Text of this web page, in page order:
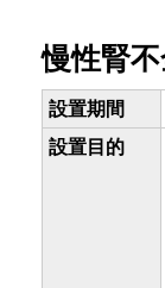
慢性腎
設置期間
設置目的